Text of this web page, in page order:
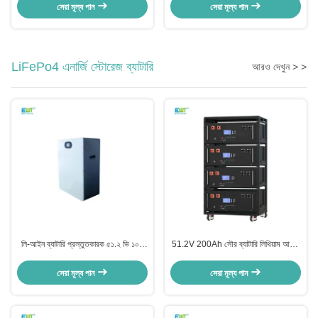
সেরা মূল্য পান
প্যাক
সেরা মূল্য পান
LiFePo4 এনার্জি স্টোরেজ ব্যাটারি আরও দেখুন > >
লি-আইন ব্যাটারি প্রস্তুতকারক ৫১.২ ভি ১০০
লিথিয়াম ব্যাটারি
সেরা মূল্য পান
51.2V 200Ah সৌর ব্যাটারি লিথিয়াম আয়রন
সার্টিফিকেশন এবং RS232 যোগাযোগের সাথে
সেরা মূল্য পান